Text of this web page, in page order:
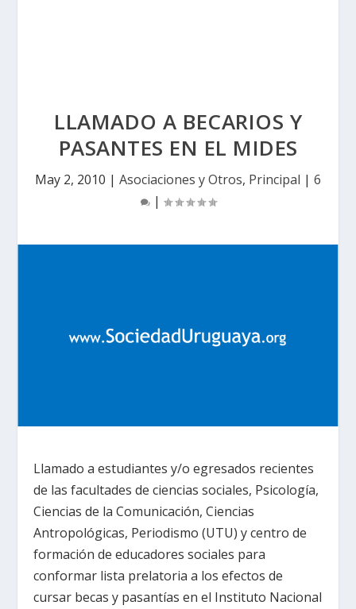
LLAMADO A BECARIOS Y
PASANTES EN EL MIDES
May 2, 2010 | Asociaciones y Otros, Principal | 6
|
Llamado a estudiantes y/o egresados recientes
de las facultades de ciencias sociales, Psicología,
Ciencias de la Comunicación, Ciencias
Antropológicas, Periodismo (UTU) y centro de
formación de educadores sociales para
conformar lista prelatoria a los efectos de
cursar becas y pasantías en el Instituto Nacional